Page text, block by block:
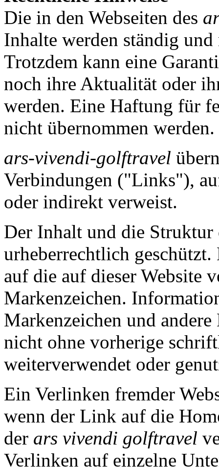
Die in den Webseiten des
Inhalte werden ständig
Trotzdem kann eine
noch ihre Aktualität oder
werden. Eine Haftung für
nicht übernommen werden.
ars-vivendi-golftravel
Verbindungen ("Links"),
oder indirekt verweist.
Der Inhalt und die Struktur
urheberrechtlich
auf die auf dieser Website
Markenzeichen.
Markenzeichen und
nicht ohne vorherige
weiterverwendet oder
Ein Verlinken fremder
wenn der Link auf die
der ars vivendi golftravel
Verlinken auf einzelne